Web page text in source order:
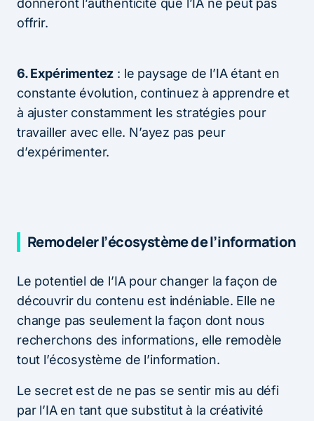
donneront l’authenticité que l’IA ne peut pas
offrir.
6. Expérimentez : le paysage de l’IA étant en
constante évolution, continuez à apprendre et
à ajuster constamment les stratégies pour
travailler avec elle. N’ayez pas peur
d’expérimenter.
Remodeler l’écosystème de l’information
Le potentiel de l’IA pour changer la façon de
découvrir du contenu est indéniable. Elle ne
change pas seulement la façon dont nous
recherchons des informations, elle remodèle
tout l’écosystème de l’information.
Le secret est de ne pas se sentir mis au défi
par l’IA en tant que substitut à la créativité